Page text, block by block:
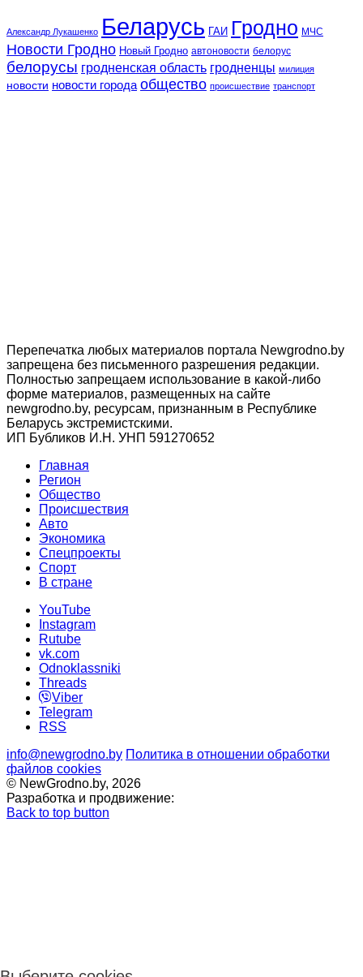
Александр Лукашенко Беларусь ГАИ Гродно МЧС
Новости Гродно Новый Гродно автоновости белорус
белорусы гродненская область гродненцы милиция
новости новости города общество происшествие транспорт
Перепечатка любых материалов портала Newgrodno.by
запрещена без письменного разрешения редакции.
Полностью запрещаем использование в какой-либо
форме материалов, размещенных на сайте
newgrodno.by, ресурсам, признанным в Республике
Беларусь экстремистскими.
ИП Бубликов И.Н. УНП 591270652
Главная
Регион
Общество
Происшествия
Авто
Экономика
Спецпроекты
Cпорт
В стране
YouTube
Instagram
Rutube
vk.com
Odnoklassniki
Threads
Viber
Telegram
RSS
info@newgrodno.by Политика в отношении обработки
файлов cookies
© NewGrodno.by, 2026
Разработка и продвижение:
Back to top button